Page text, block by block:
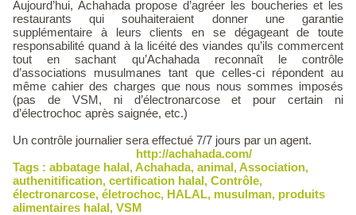
Aujourd’hui, Achahada propose d’agréer les boucheries et les
restaurants qui souhaiteraient donner une garantie
supplémentaire à leurs clients en se dégageant de toute
responsabilité quand à la licéité des viandes qu’ils commercent
tout en sachant qu’Achahada reconnaît le contrôle
d’associations musulmanes tant que celles-ci répondent au
même cahier des charges que nous nous sommes imposés
(pas de VSM, ni d’électronarcose et pour certain ni
d’électrochoc après saignée, etc.)
Un contrôle journalier sera effectué 7/7 jours par un agent.
http://achahada.com/
Tags : abbatage halal,Achahada, animal,Association,
authenitification, certification halal, Contrôle,
électronarcose, életrochoc, HALAL, musulman, produits
alimentaires halal, VSM